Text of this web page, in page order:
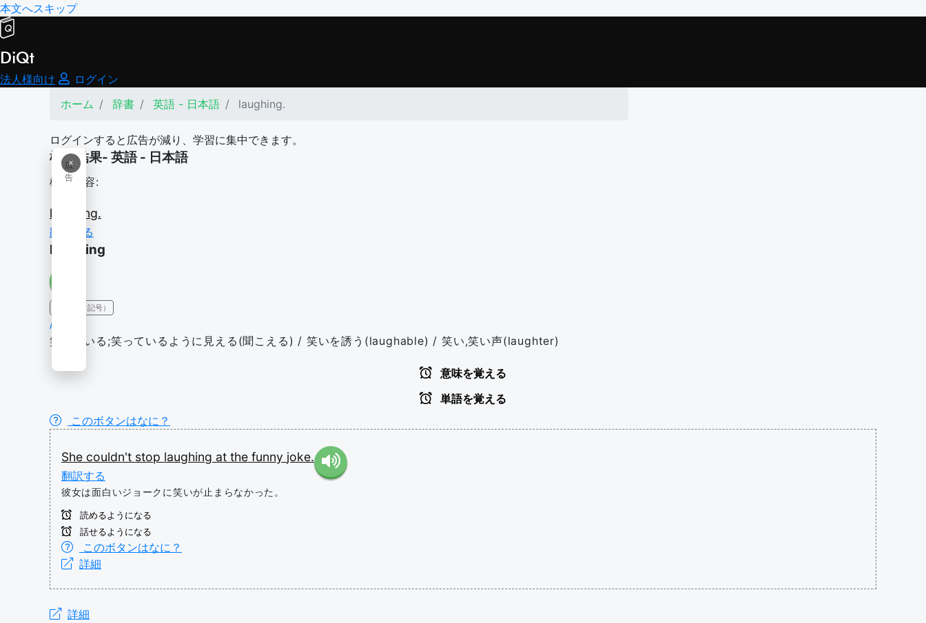
本文へスキップ
DiQt
法人様向け
ログイン
ホーム
辞書 英語 - 日本語 laughing.
ログインすると広告が減り、学習に集中できます。
×
広
告
検索結果- 英語 - 日本語
検索内容:
laughing.
翻訳する
laughing
IPA（発音記号）
/læfɪŋ/
笑っている;笑っているように見える(聞こえる) / 笑いを誘う(laughable) / 笑い,笑い声(laughter)
意味を覚える
単語を覚える
このボタンはなに？
She couldn't stop laughing at the funny joke.
翻訳する
彼女は面白いジョークに笑いが止まらなかった。
読めるようになる
話せるようになる
このボタンはなに？
詳細
詳細